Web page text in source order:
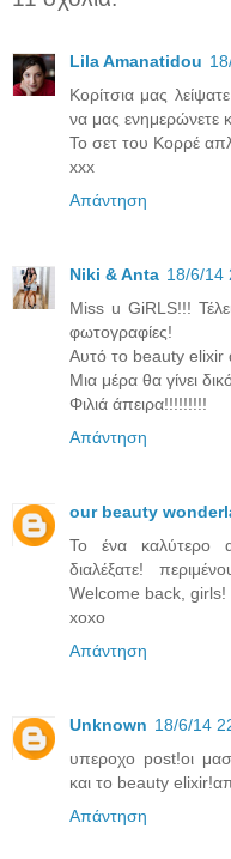
Lila Amanatidou
Κορίτσια μας
να μας ενημερώνετε
Το σετ του Κορρέ
xxx
Απάντηση
Niki & Anta 18/6/14
Miss u GiRLS!!!
φωτογραφίες!
Αυτό το beauty elixir
Μια μέρα θα γίνει
Φιλιά άπειρα!!!!!!!!!
Απάντηση
our beauty
Το ένα καλύτερο
διαλέξατε!
Welcome back, girls!
xoxo
Απάντηση
Unknown 18/6/14
υπεροχο post!οι
και το beauty
Απάντηση